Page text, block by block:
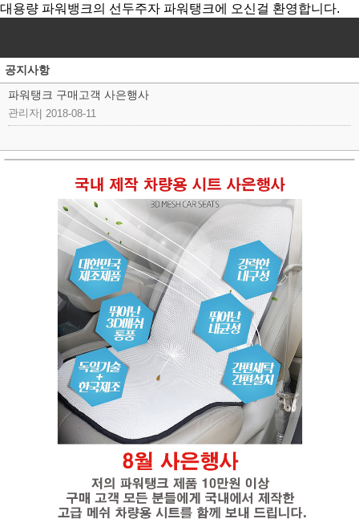
대용량 파워뱅크의 선두주자 파워탱크에 오신걸 환영합니다.
공지사항
파워탱크 구매고객 사은행사
관리자 2018-08-11